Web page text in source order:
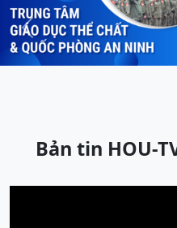
Previous
Bản tin HOU-